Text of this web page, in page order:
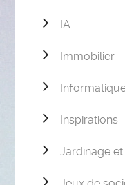
IA
Immobilier
Inspirations
Jardinage et